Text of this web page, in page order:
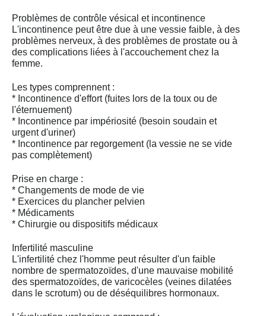
Problèmes de contrôle vésical et incontinence
L'incontinence peut être due à une vessie faible, à des
problèmes nerveux, à des problèmes de prostate ou à
des complications liées à l'accouchement chez la
femme.
Les types comprennent :
* Incontinence d'effort (fuites lors de la toux ou de
l'éternuement)
* Incontinence par impériosité (besoin soudain et
urgent d'uriner)
* Incontinence par regorgement (la vessie ne se vide
pas complètement)
Prise en charge :
* Changements de mode de vie
* Exercices du plancher pelvien
* Médicaments
* Chirurgie ou dispositifs médicaux
Infertilité masculine
L'infertilité chez l'homme peut résulter d'un faible
nombre de spermatozoïdes, d'une mauvaise mobilité
des spermatozoïdes, de varicocèles (veines dilatées
dans le scrotum) ou de déséquilibres hormonaux.